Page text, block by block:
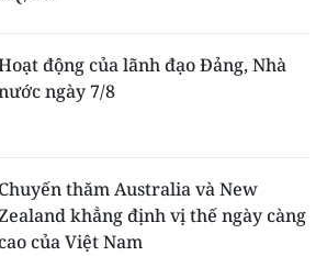
động của lãnh đạo Đảng, Nhà
ngày 7/8
Chuyến thăm Australia và New
khẳng định vị thế ngày càng
của Việt Nam